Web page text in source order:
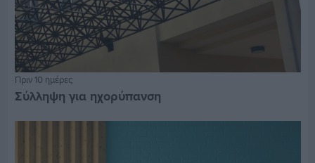
Πριν 10 ημέρες
Σύλληψη για ηχορύπανση